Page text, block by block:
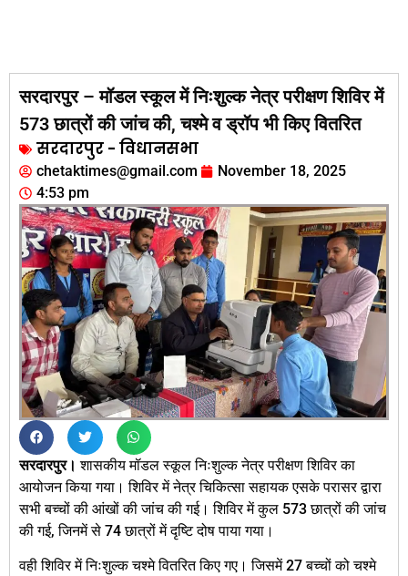
सरदारपुर – मॉडल स्कूल में निःशुल्क नेत्र परीक्षण शिविर में
573 छात्रों की जांच की, चश्मे व ड्रॉप भी किए वितरित
सरदारपुर - विधानसभा
chetaktimes@gmail.com
November 18, 2025
4:53 pm
सरदारपुर। शासकीय मॉडल स्कूल निःशुल्क नेत्र परीक्षण शिविर का
आयोजन किया गया। शिविर में नेत्र चिकित्सा सहायक एसके परासर द्वारा
सभी बच्चों की आंखों की जांच की गई। शिविर में कुल 573 छात्रों की जांच
की गई, जिनमें से 74 छात्रों में दृष्टि दोष पाया गया।
वही शिविर में निःशुल्क चश्मे वितरित किए गए। जिसमें 27 बच्चों को चश्मे